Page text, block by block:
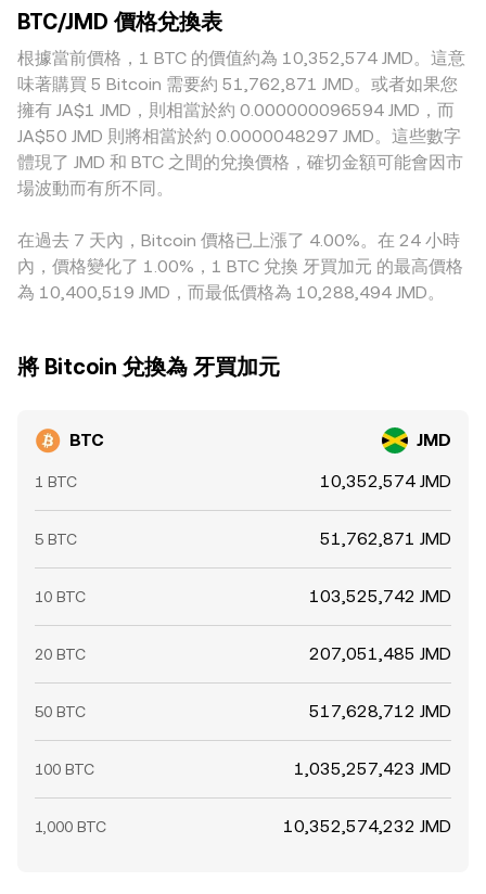
轉移或交易所淨流入/流出，都會在短期內加劇波動，讓
BTC/JMD 的 conversion rate 在基本面之外出現快速擺動。
透過包裝資產與穩定幣在鏈上換手的情境下，這些池子的價格
與深度會間接影響中心化平台引用的參考價格。整體而言，實
際成交仍取決於當下訂單簿深度與可成交量，並在跨平台加權
後形成相對穩健的即時參考。
通道對加密交易的支持度、合規成本與風險控制要求，都會改
變 BTC 在 JMD 場景下的即時供需。另有定價傳導問題：許多
平台實務上先以 BTC/USDT 形成核心價格，再經由
USDT/JMD 折算，若 USDT 相對法幣存在升貼水，最終會反映
到 BTC/JMD 的標示水準。跨所套利在一定程度上能收斂價
差，但礙於手續費、提領與入金時間、法規限制與風險承擔等
現實因素，價差收斂並非即時或完全，短時間內仍可能維持不
同程度的分歧。
BTC/JMD 價格兌換表
根據當前價格，1 BTC 的價值約為 10,352,574 JMD。這意
味著購買 5 Bitcoin 需要約 51,762,871 JMD。或者如果您
擁有 JA$1 JMD，則相當於約 0.000000096594 JMD，而
JA$50 JMD 則將相當於約 0.0000048297 JMD。這些數字
體現了 JMD 和 BTC 之間的兌換價格，確切金額可能會因市
場波動而有所不同。
在過去 7 天內，Bitcoin 價格已上漲了 4.00%。在 24 小時
內，價格變化了 1.00%，1 BTC 兌換 牙買加元 的最高價格
為 10,400,519 JMD，而最低價格為 10,288,494 JMD。
將 Bitcoin 兌換為 牙買加元
BTC JMD
1 BTC 10,352,574 JMD
5 BTC 51,762,871 JMD
10 BTC 103,525,742 JMD
20 BTC 207,051,485 JMD
50 BTC 517,628,712 JMD
100 BTC 1,035,257,423 JMD
1,000 BTC 10,352,574,232 JMD